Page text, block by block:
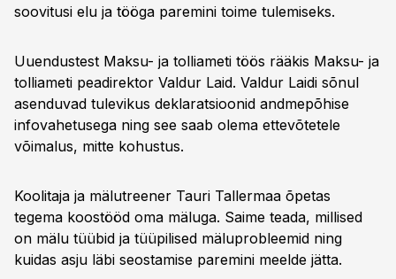
soovitusi elu ja tööga paremini toime tulemiseks.
Uuendustest Maksu- ja tolliameti töös rääkis Maksu- ja
tolliameti peadirektor Valdur Laid. Valdur Laidi sõnul
asenduvad tulevikus deklaratsioonid andmepõhise
infovahetusega ning see saab olema ettevõtetele
võimalus, mitte kohustus.
Koolitaja ja mälutreener Tauri Tallermaa õpetas
tegema koostööd oma mäluga. Saime teada, millised
on mälu tüübid ja tüüpilised mäluprobleemid ning
kuidas asju läbi seostamise paremini meelde jätta.